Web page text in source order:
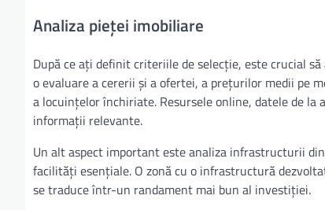
Analiza pieței imobiliare
După ce ați definit criteriile de selecție, este crucial
o evaluare a cererii și a ofertei, a prețurilor medii pe
a locuințelor închiriate. Resursele online, datele de
informații relevante.
Un alt aspect important este analiza infrastructurii
facilități esențiale. O zonă cu o infrastructură
se traduce într-un randament mai bun al investiției.